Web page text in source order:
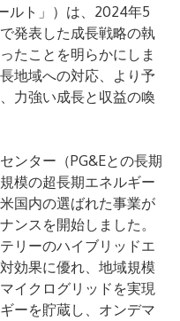
ルト」）は、2024年5
発表した成長戦略の執
たことを明らかにしま
地域への対応、より予
力強い成長と収益の喚
ンター（PG&Eとの長期
模の超長期エネルギー
国内の選ばれた事業が
ンスを開始しました。
リーのハイブリッドエ
効果に優れ、地域規模
イクログリッドを実現
ーを貯蔵し、オンデマ